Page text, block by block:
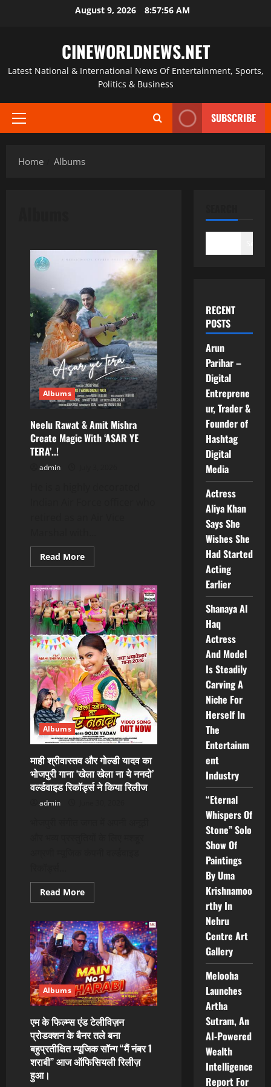
August 9, 2026 8:57:57 AM
CINEWORLDNEWS.NET
Latest National & International News Of Entertainment, Sports,
Politics & Business
Primary
SUBSCRIBE
Home Albums
Albums
Neelu Rawat & Amit Mishra
Create Magic With ‘ASAR YE
TERA’..!
admin
Read MoreRead
more
Rawat
&
Amit
Mishra
Create
Magic
With
‘ASAR
YE
TERA’..!
Albums
माही श्रीवास्तव और गोल्डी यादव का
भोजपुरी गाना ‘खेला खेला ना ये ननदो’
वर्ल्डवाइड रिकॉर्ड्स ने किया रिलीज
admin
Read MoreRead
more
श्रीवास्तव
और
गोल्डी
यादव
का
भोजपुरी
गाना
‘खेला
खेला
ना
ननदो’
वर्ल्डवाइड
रिकॉर्ड्स
ने
किया
रिलीज
Albums
एम के फिल्म्स एंड टेलीविज़न
प्रोडक्शन के बैनर तले बना
बहुप्रतीक्षित म्यूजिक सॉन्ग “मैं नंबर 1
शराबी” आज ऑफिसियली रिलीज़
हुआ।
RECENT
POSTS
Arun
Parihar –
Digital
Entreprene
ur, Trader &
Founder of
Hashtag
Digital
Media
Actress
Aliya Khan
Says She
Wishes She
Had Started
Acting
Earlier
Shanaya Al
Haq
Actress
And Model
Is Steadily
Carving A
Niche For
Herself In
The
Entertainm
ent
Industry
“Eternal
Whispers Of
Stone” Solo
Show Of
Paintings
By Uma
Krishnamoo
rthy In
Nehru
Centre Art
Gallery
Melooha
Launches
Artha
Sutram, An
AI-Powered
Wealth
Intelligence
Report For